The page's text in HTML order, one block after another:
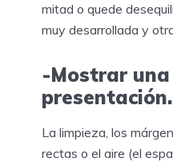
mitad o quede
muy desarrollada y
-Mostrar
presentación.
La limpieza, los
rectas o el aire (el